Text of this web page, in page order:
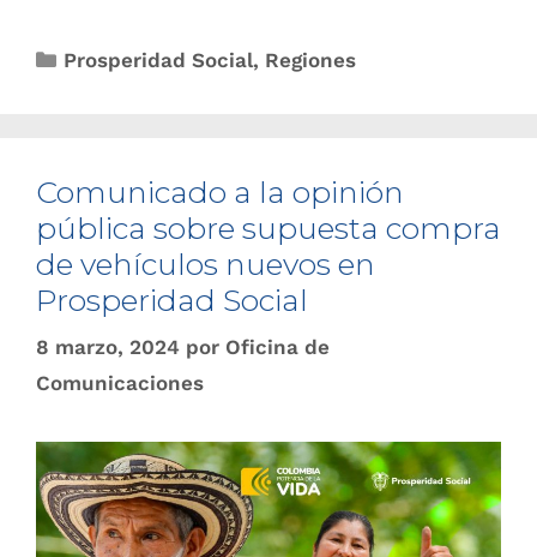
Prosperidad Social, Regiones
Comunicado a la opinión
pública sobre supuesta compra
de vehículos nuevos en
Prosperidad Social
8 marzo, 2024 por Oficina de
Comunicaciones